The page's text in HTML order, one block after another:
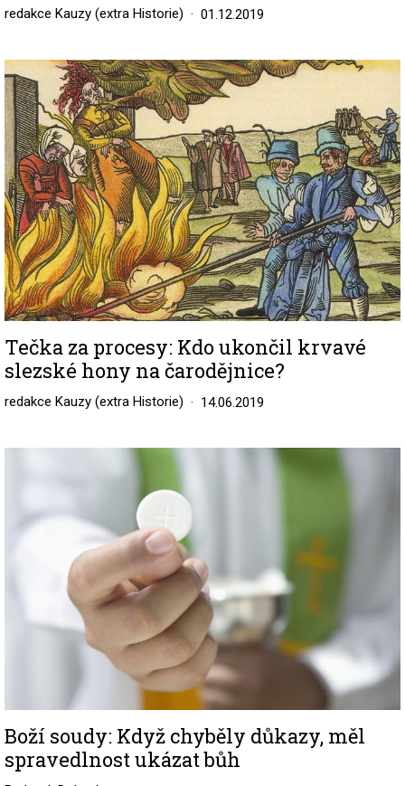
redakce Kauzy (extra Historie) 01.12.2019
Image
Tečka za procesy: Kdo ukončil krvavé
slezské hony na čarodějnice?
redakce Kauzy (extra Historie) 14.06.2019
Boží soudy: Když chyběly důkazy, měl
spravedlnost ukázat bůh